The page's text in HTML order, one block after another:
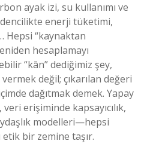
ayak izi, su kullanımı ve
enerji tüketimi,
Hepsi “kaynaktan
hesaplamayı
“kān” dediğimiz şey,
değil; çıkarılan değeri
dağıtmak demek. Yapay
erişiminde kapsayıcılık,
modelleri—hepsi
etik bir zemine taşır.